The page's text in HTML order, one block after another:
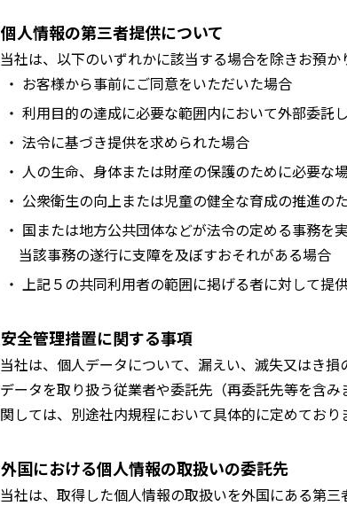
個人情報の第三者提供について
当社は、以下のいずれかに該当する場合を除きお預
・ お客様から事前にご同意をいただいた場合
・ 利用目的の達成に必要な範囲内において外部委託
・ 法令に基づき提供を求められた場合
・ 人の生命、身体または財産の保護のために必要
・ 公衆衛生の向上または児童の健全な育成の推進
・ 国または地方公共団体などが法令の定める事務
当該事務の遂行に支障を及ぼすおそれがある場合
・ 上記５の共同利用者の範囲に掲げる者に対して提
安全管理措置に関する事項
当社は、個人データについて、漏えい、滅失又はき
データを取り扱う従業者や委託先（再委託先等を含
関しては、別途社内規程において具体的に定めており
外国における個人情報の取扱いの委託先
当社は、取得した個人情報の取扱いを外国にある第